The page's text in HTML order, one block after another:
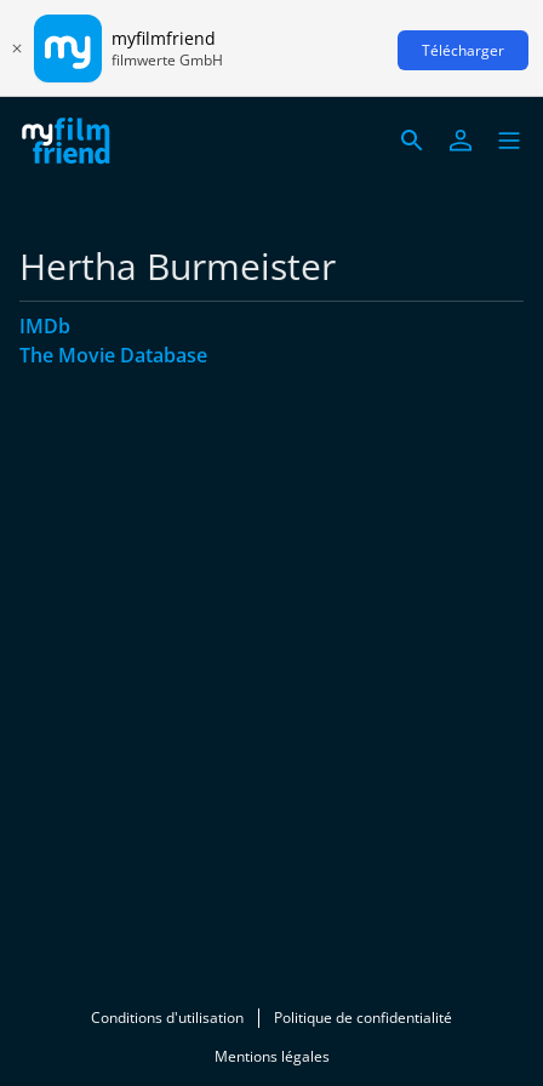
myfilmfriend
filmwerte GmbH Télécharger
Hertha Burmeister
IMDb
The Movie Database
Conditions d'utilisation
Politique de confidentialité
Mentions légales